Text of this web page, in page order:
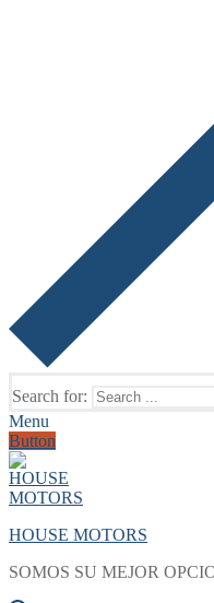
Search for:
Menu
Button
HOUSE MOTORS
SOMOS SU MEJOR